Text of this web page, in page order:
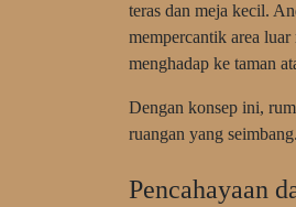
teras dan meja kecil.
mempercantik area
menghadap ke taman
Dengan konsep ini,
ruangan yang seimbang.
Pencahayaan